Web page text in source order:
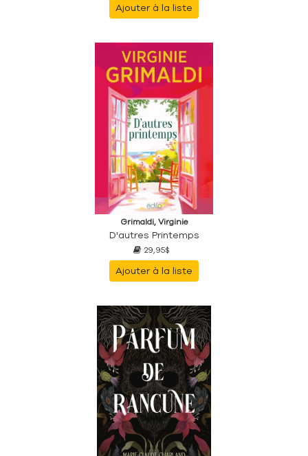
Ajouter à la liste
Grimaldi, Virginie
D'autres Printemps
29,95$
Ajouter à la liste